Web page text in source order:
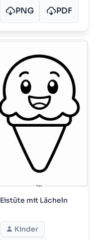
PNG PDF
Eistüte mit Lächeln
Kinder